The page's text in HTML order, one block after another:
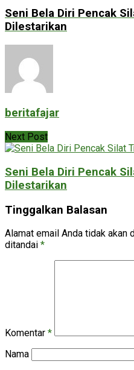
Seni Bela Diri Pencak
Dilestarikan
beritafajar
Next Post
Seni Bela Diri Pencak
Dilestarikan
Tinggalkan Balasan
Alamat email Anda tidak akan
ditandai *
Komentar *
Nama